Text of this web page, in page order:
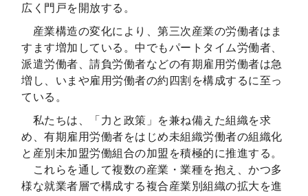
広く門戸を開放する。
産業構造の変化により、第三次産業の労働者はま
すます増加している。中でもパートタイム労働者、
派遣労働者、請負労働者などの有期雇用労働者は急
増し、いまや雇用労働者の約四割を構成するに至っ
ている。
私たちは、「力と政策」を兼ね備えた組織を求
め、有期雇用労働者をはじめ未組織労働者の組織化
と産別未加盟労働組合の加盟を積極的に推進する。
これらを通して複数の産業・業種を抱え、かつ多
様な就業者層で構成する複合産業別組織の拡大を進